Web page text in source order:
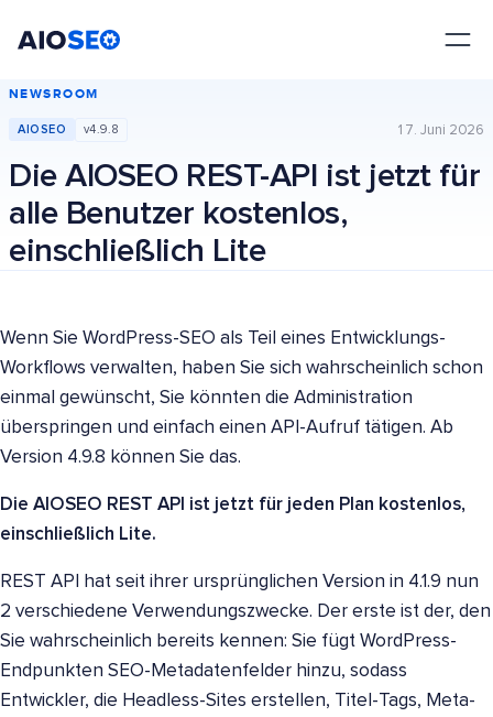
NEWSROOM
AIOSEO v4.9.8 17. Juni 2026
Die AIOSEO REST-API ist jetzt für
alle Benutzer kostenlos,
einschließlich Lite
Wenn Sie WordPress-SEO als Teil eines Entwicklungs-
Workflows verwalten, haben Sie sich wahrscheinlich schon
einmal gewünscht, Sie könnten die Administration
überspringen und einfach einen API-Aufruf tätigen. Ab
Version 4.9.8 können Sie das.
Die AIOSEO REST API ist jetzt für jeden Plan kostenlos,
einschließlich Lite.
REST API hat seit ihrer ursprünglichen Version in 4.1.9 nun
2 verschiedene Verwendungszwecke. Der erste ist der, den
Sie wahrscheinlich bereits kennen: Sie fügt WordPress-
Endpunkten SEO-Metadatenfelder hinzu, sodass
Entwickler, die Headless-Sites erstellen, Titel-Tags, Meta-